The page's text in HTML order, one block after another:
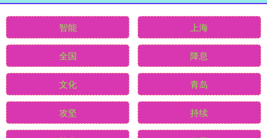
智能 上海
全国 降息
文化 青岛
攻坚 持续